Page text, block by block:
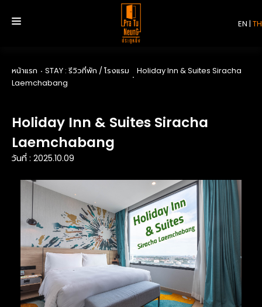
EN | TH
บริการ
เกี่ยวกับเรา
ติดต่อเรา
หน้าแรก STAY : รีวิวที่พัก / โรงแรม
Holiday Inn & Suites Siracha
Laemchabang
Holiday Inn & Suites Siracha
Laemchabang
วันที่ : 2025.10.09